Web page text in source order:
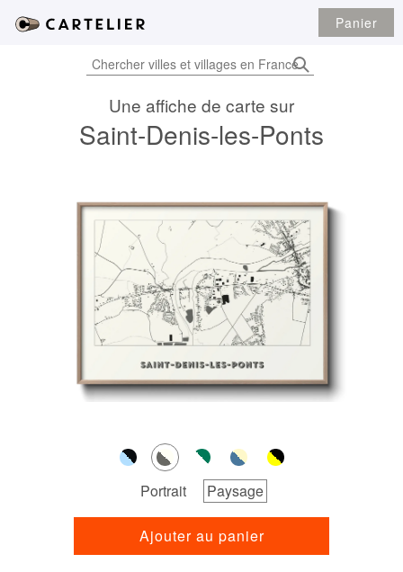
Panier
Une affiche de carte sur
Saint-Denis-les-Ponts
Ajouter au panier
Portrait Paysage